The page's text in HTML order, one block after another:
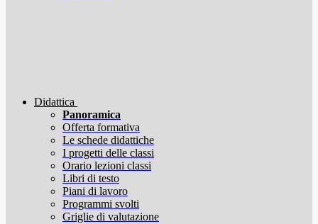
Didattica
Panoramica
Offerta formativa
Le schede didattiche
I progetti delle classi
Orario lezioni classi
Libri di testo
Piani di lavoro
Programmi svolti
Griglie di valutazione